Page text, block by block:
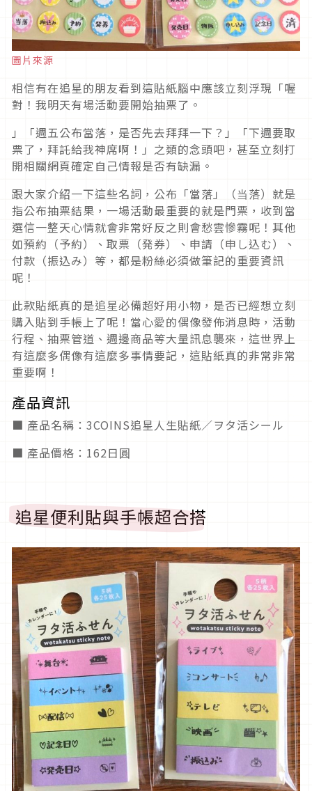
圖片來源
相信有在追星的朋友看到這貼紙腦中應該立刻浮現「喔
對！我明天有場活動要開始抽票了。
」「週五公布當落，是否先去拜拜一下？」「下週要取
票了，拜託給我神席啊！」之類的念頭吧，甚至立刻打
開相關網頁確定自己情報是否有缺漏。
跟大家介紹一下這些名詞，公布「當落」（当落）就是
指公布抽票結果，一場活動最重要的就是門票，收到當
選信一整天心情就會非常好反之則會愁雲慘霧呢！其他
如預約（予約）、取票（発券）、申請（申し込む）、
付款（振込み）等，都是粉絲必須做筆記的重要資訊
呢！
此款貼紙真的是追星必備超好用小物，是否已經想立刻
購入貼到手帳上了呢！當心愛的偶像發佈消息時，活動
行程、抽票管道、週邊商品等大量訊息襲來，這世界上
有這麼多偶像有這麼多事情要記，這貼紙真的非常非常
重要啊！
產品資訊
■ 產品名稱：3COINS追星人生貼紙／ヲタ活シール
■ 產品價格：162日圓
追星便利貼與手帳超合搭